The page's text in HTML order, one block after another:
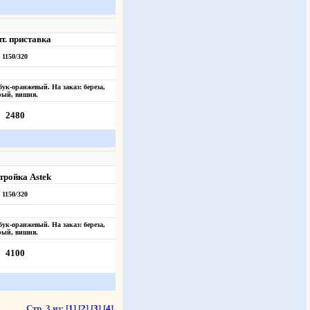
приставка
1150/320
оранжевый. На заказ: береза,
вишня.
2480
Astek
1150/320
оранжевый. На заказ: береза,
вишня.
4100